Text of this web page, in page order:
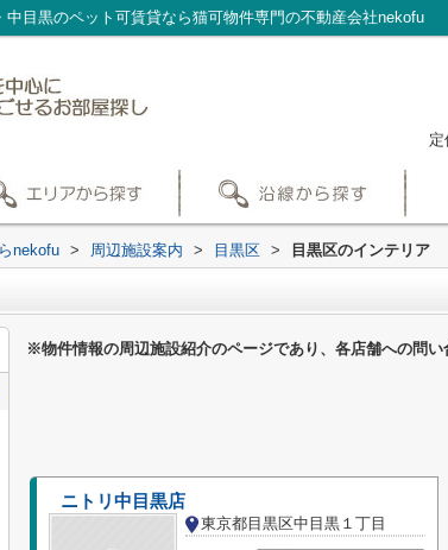
目黒のペット可賃貸なら猫可物件専門の不動産会社nekofu
nekofu > 周辺施設案内 > 目黒区 > 目黒区のインテリア
※物件情報の周辺施設紹介のページであり、各店舗への問い
ニトリ中目黒店
東京都目黒区中目黒１丁目